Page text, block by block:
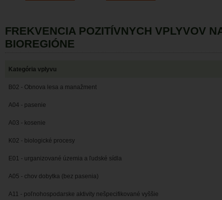
FREKVENCIA POZITÍVNYCH VPLYVOV
BIOREGIÓNE
Kategória vplyvu
B02 - Obnova lesa a manažment
A04 - pasenie
A03 - kosenie
K02 - biologické procesy
E01 - urganizované územia a ľudské sídla
A05 - chov dobytka (bez pasenia)
A11 - poľnohospodarske aktivity nešpecifikované vyššie